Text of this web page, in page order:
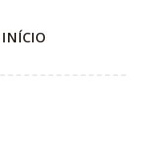
INÍCIO